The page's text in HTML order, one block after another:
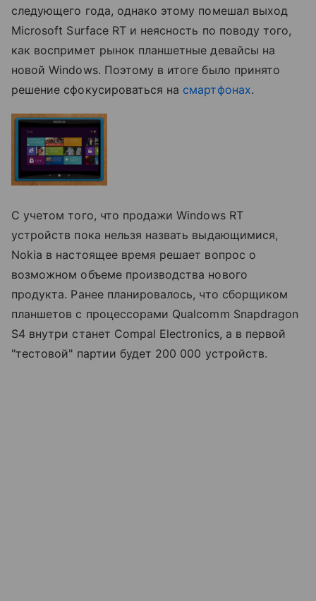
следующего года, однако этому помешал выход
Microsoft Surface RT и неясность по поводу того,
как воспримет рынок планшетные девайсы на
новой Windows. Поэтому в итоге было принято
решение сфокусироваться на смартфонах.
С учетом того, что продажи Windows RT
устройств пока нельзя назвать выдающимися,
Nokia в настоящее время решает вопрос о
возможном объеме производства нового
продукта. Ранее планировалось, что сборщиком
планшетов с процессорами Qualcomm Snapdragon
S4 внутри станет Compal Electronics, а в первой
"тестовой" партии будет 200 000 устройств.